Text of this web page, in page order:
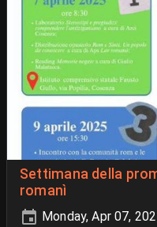
Settimana della
romanì
Monday, Apr 07,